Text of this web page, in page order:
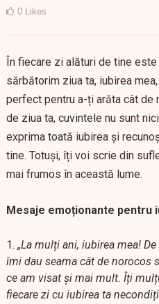
0 Likes
În fiecare zi alături de tine
sărbătorim ziua ta, iubirea
perfect pentru a-ți arăta cât de
de ziua ta, cuvintele nu sunt
exprima toată iubirea și
tine. Totuși, îți voi scrie din
mai frumos în această lume.
Mesaje emoționante pentru
„La mulți ani, iubirea mea!
îmi dau seama cât de norocos
ce am visat și mai mult. Îți
fiecare zi cu iubirea ta